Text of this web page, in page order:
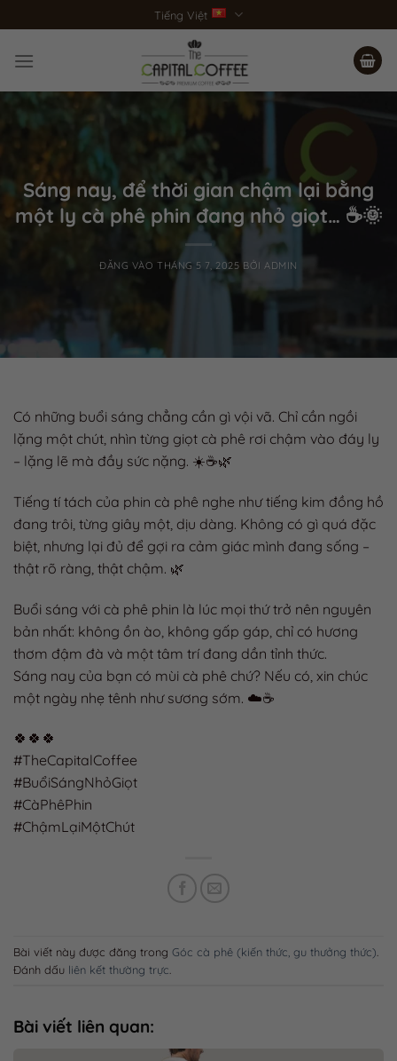
qua
nội
Tiếng Việt
Sáng nay, để thời gian chậm lại bằng
một ly cà phê phin đang nhỏ giọt… ☕️🌞
ĐĂNG VÀO THÁNG 5 7, 2025 BỞIADMIN
Có những buổi sáng chẳng cần gì vội vã. Chỉ cần ngồi
lặng một chút, nhìn từng giọt cà phê rơi chậm vào đáy ly
– lặng lẽ mà đầy sức nặng. ☀️☕️🌿
Tiếng tí tách của phin cà phê nghe như tiếng kim đồng hồ
đang trôi, từng giây một, dịu dàng. Không có gì quá đặc
biệt, nhưng lại đủ để gợi ra cảm giác mình đang sống –
thật rõ ràng, thật chậm. 🌿
Buổi sáng với cà phê phin là lúc mọi thứ trở nên nguyên
bản nhất: không ồn ào, không gấp gáp, chỉ có hương
thơm đậm đà và một tâm trí đang dần tỉnh thức.
Sáng nay của bạn có mùi cà phê chứ? Nếu có, xin chúc
một ngày nhẹ tênh như sương sớm. ☁️☕️
🍀🍀🍀
#TheCapitalCoffee
#BuổiSángNhỏGiọt
#CàPhêPhin
#ChậmLạiMộtChút
Bài viết này được đăng trong Góc cà phê (kiến thức, gu thưởng thức)
Đánh dấu liên kết thường trực
Bài viết liên quan: